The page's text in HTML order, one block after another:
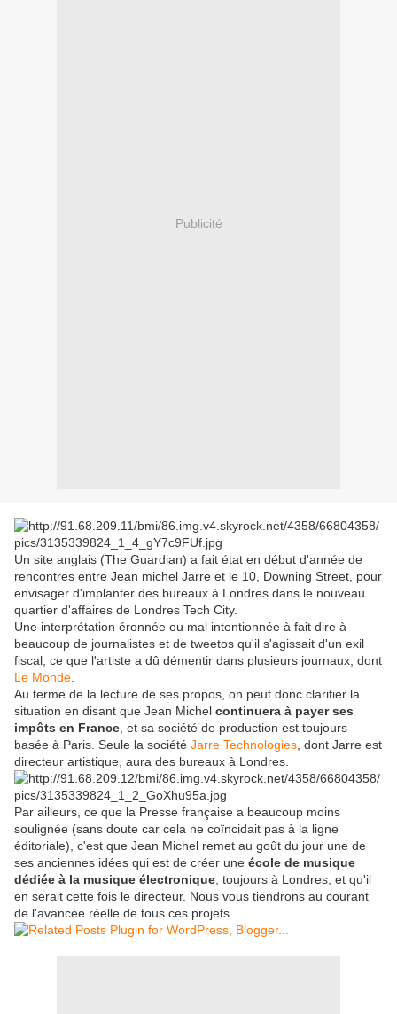
Publicité
Un site anglais (The Guardian) a fait état en début d'année de
rencontres entre Jean michel Jarre et le 10, Downing Street, pour
envisager d'implanter des bureaux à Londres dans le nouveau
quartier d'affaires de Londres Tech City.
Une interprétation éronnée ou mal intentionnée à fait dire à
beaucoup de journalistes et de tweetos qu'il s'agissait d'un exil
fiscal, ce que l'artiste a dû démentir dans plusieurs journaux, dont
Le Monde
Au terme de la lecture de ses propos, on peut donc clarifier la
situation en disant que Jean Michel continuera à payer ses
impôts en France , et sa société de production est toujours
basée à Paris. Seule la société Jarre Technologies , dont Jarre est
directeur artistique, aura des bureaux à Londres.
Par ailleurs, ce que la Presse française a beaucoup moins
soulignée (sans doute car cela ne coïncidait pas à la ligne
éditoriale), c'est que Jean Michel remet au goût du jour une de
ses anciennes idées qui est de créer une école de musique
dédiée à la musique électronique , toujours à Londres, et qu'il
en serait cette fois le directeur. Nous vous tiendrons au courant
de l'avancée réelle de tous ces projets.